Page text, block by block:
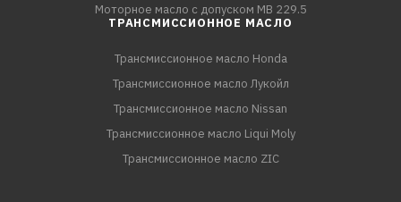
Моторное масло с допуском MB 229.5
ТРАНСМИССИОННОЕ МАСЛО
Трансмиссионное масло Honda
Трансмиссионное масло Лукойл
Трансмиссионное масло Nissan
Трансмиссионное масло Liqui Moly
Трансмиссионное масло ZIC